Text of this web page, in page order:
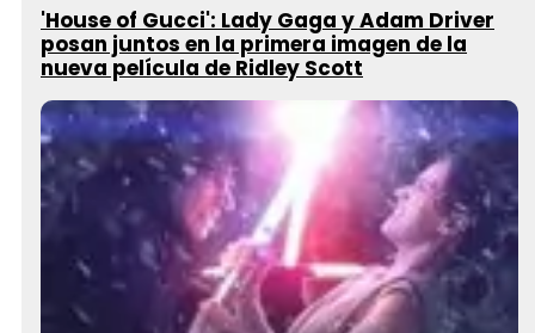
'House of Gucci': Lady Gaga y Adam Driver
posan juntos en la primera imagen de la
nueva película de Ridley Scott